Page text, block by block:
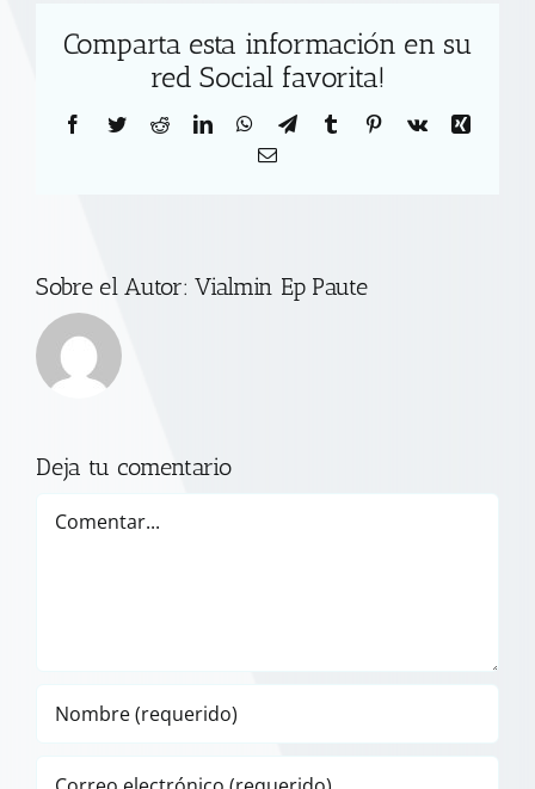
Comparta esta información en su
red Social favorita!
Facebook
TwitterRedditLinkedInWhatsApp
TelegramTumblr Pinterest
Vk
Xing
Correo
Sobre el Autor:Vialmin Ep Paute
Deja tu comentario